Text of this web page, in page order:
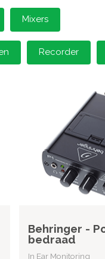
Mixers
Recorder
Behringer -
bedraad
In Ear Monitoring